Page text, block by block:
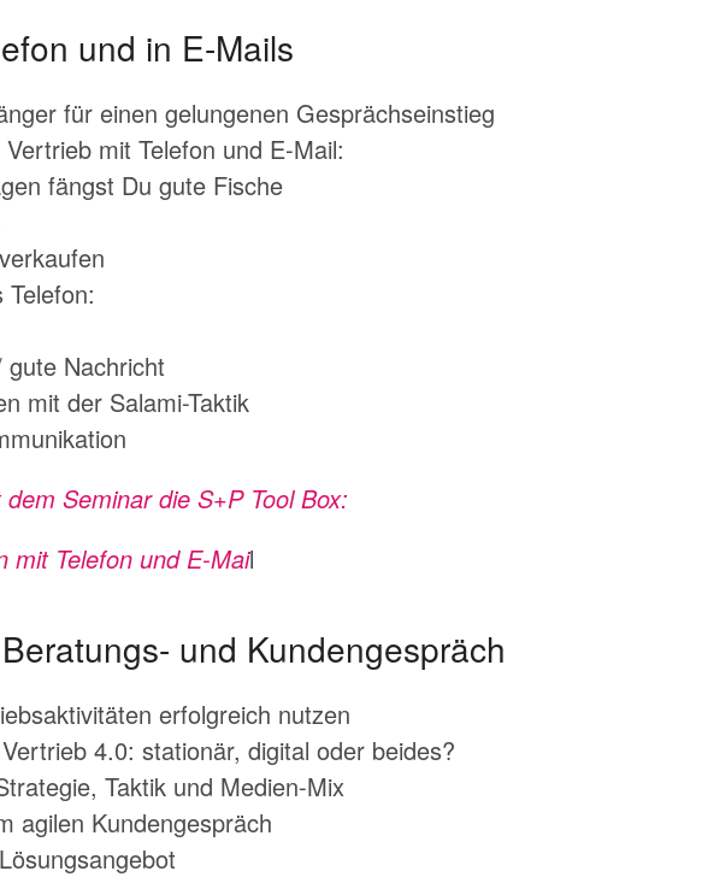
und in E-Mails
für einen gelungenen Gesprächseinstieg
mit Telefon und E-Mail:
fängst Du gute Fische
Nachricht
mit der Salami-Taktik
Seminar die S+P Tool Box:
mit Telefon und E-Mail
und Kundengespräch
erfolgreich nutzen
4.0: stationär, digital oder beides?
Taktik und Medien-Mix
agilen Kundengespräch